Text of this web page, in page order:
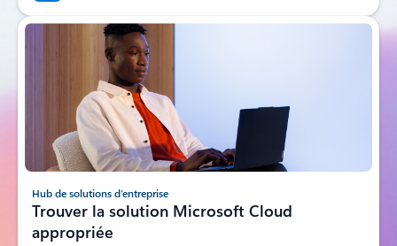
Solutions Azure
Solutions nuage Azure
Résolvez vos problèmes métier avec des combinaisons éprouvées de services
nuage Azure, ainsi que des exemples d’architectures et la documentation.
Explorez les solutions Azure